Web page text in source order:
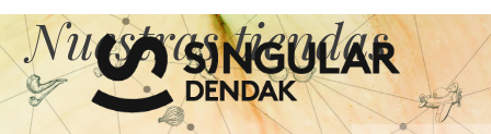
Nuestras tiendas